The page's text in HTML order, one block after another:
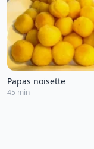
Papas noisette
45 min